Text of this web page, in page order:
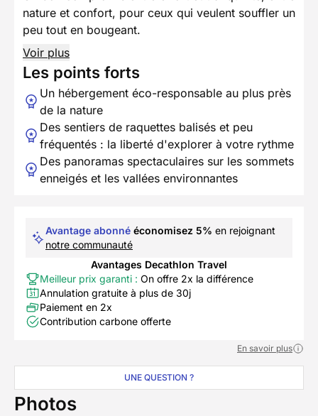
nature et confort, pour ceux qui veulent souffler un
peu tout en bougeant.
Voir plus
Les points forts
Un hébergement éco-responsable au plus près
de la nature
Des sentiers de raquettes balisés et peu
fréquentés : la liberté d'explorer à votre rythme
Des panoramas spectaculaires sur les sommets
enneigés et les vallées environnantes
Avantage abonné économisez 5% en rejoignant
notre communauté
Avantages Decathlon Travel
Meilleur prix garanti : On offre 2x la différence
Annulation gratuite à plus de 30j
Paiement en 2x
Contribution carbone offerte
En savoir plus
UNE QUESTION ?
Photos